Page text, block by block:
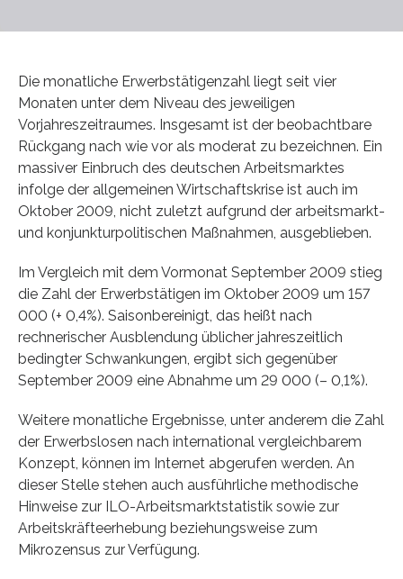
Die monatliche Erwerbstätigenzahl liegt seit vier
Monaten unter dem Niveau des jeweiligen
Vorjahreszeitraumes. Insgesamt ist der beobachtbare
Rückgang nach wie vor als moderat zu bezeichnen. Ein
massiver Einbruch des deutschen Arbeitsmarktes
infolge der allgemeinen Wirtschaftskrise ist auch im
Oktober 2009, nicht zuletzt aufgrund der arbeitsmarkt-
und konjunkturpolitischen Maßnahmen, ausgeblieben.
Im Vergleich mit dem Vormonat September 2009 stieg
die Zahl der Erwerbstätigen im Oktober 2009 um 157
000 (+ 0,4%). Saisonbereinigt, das heißt nach
rechnerischer Ausblendung üblicher jahreszeitlich
bedingter Schwankungen, ergibt sich gegenüber
September 2009 eine Abnahme um 29 000 (– 0,1%).
Weitere monatliche Ergebnisse, unter anderem die Zahl
der Erwerbslosen nach international vergleichbarem
Konzept, können im Internet abgerufen werden. An
dieser Stelle stehen auch ausführliche methodische
Hinweise zur ILO-Arbeitsmarktstatistik sowie zur
Arbeitskräfteerhebung beziehungsweise zum
Mikrozensus zur Verfügung.